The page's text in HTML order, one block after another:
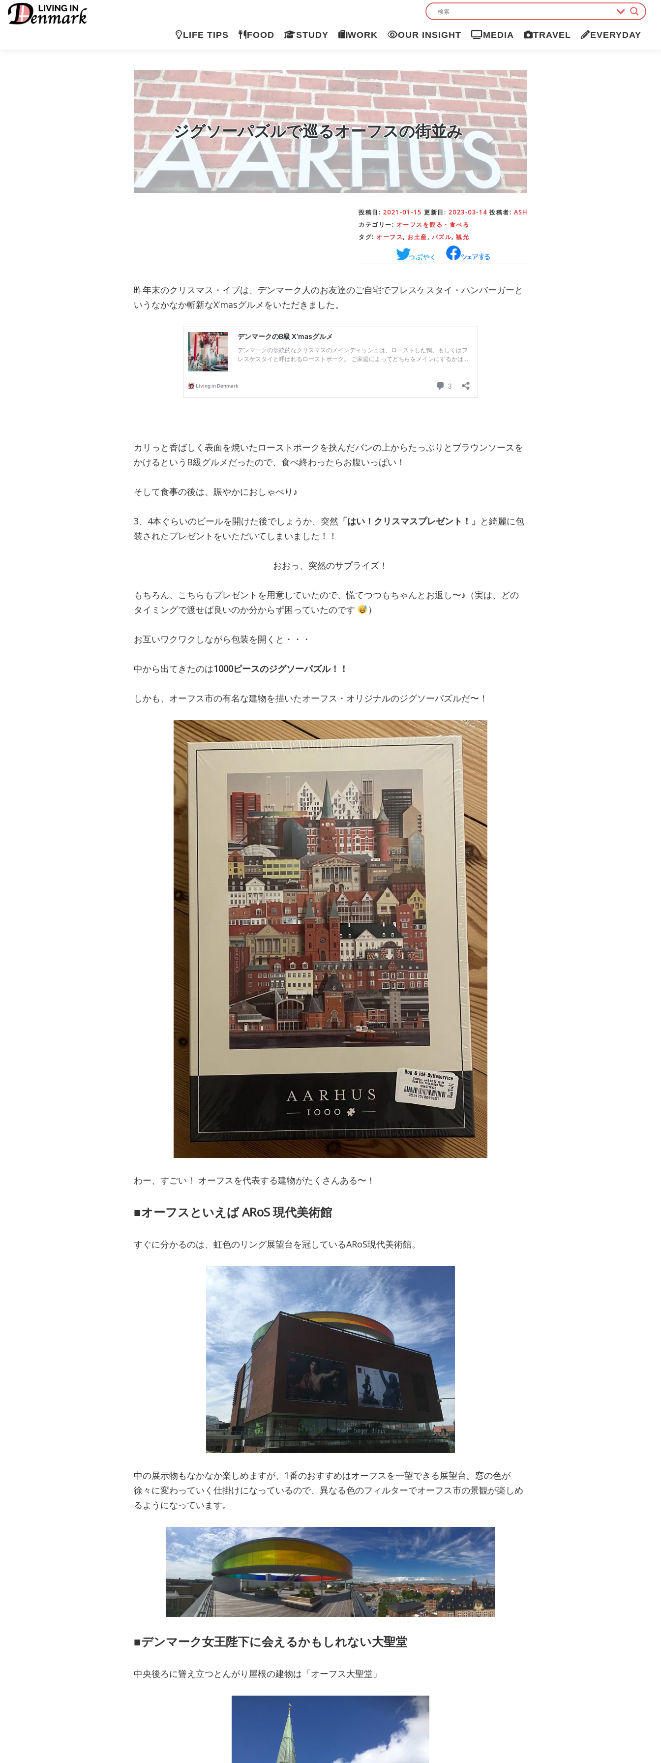
ツ
LIFE TIPS FOOD STUDY WORK OUR INSIGHT MEDIA TRAVEL EVERYDAY
ジグソーパズルで巡るオーフスの街並み
投稿日: 2021-01-15 更新日: 2023-03-14 投稿者: ASH
カテゴリー: オーフスを観る・食べる
タグ: オーフス, お土産, パズル, 観光
昨年末のクリスマス・イブは、デンマーク人のお友達のご自宅でフレスケスタイ・ハンバーガーと
いうなかなか斬新なX’masグルメをいただきました。
カリっと香ばしく表面を焼いたローストポークを挟んだバンの上からたっぷりとブラウンソースを
かけるというB級グルメだったので、食べ終わったらお腹いっぱい！
そして食事の後は、賑やかにおしゃべり♪
3、4本ぐらいのビールを開けた後でしょうか、突然 「はい！クリスマスプレゼント！」 と綺麗に包
装されたプレゼントをいただいてしまいました！！
おおっ、突然のサプライズ！
もちろん、こちらもプレゼントを用意していたので、慌てつつもちゃんとお返し〜♪（実は、どの
タイミングで渡せば良いのか分からず困っていたのです
）
お互いワクワクしながら包装を開くと・・・
中から出てきたのは1000ピースのジグソーパズル！！
しかも、オーフス市の有名な建物を描いたオーフス・オリジナルのジグソーパズルだ〜！
わー、すごい！ オーフスを代表する建物がたくさんある〜！
■オーフスといえば ARoS 現代美術館
すぐに分かるのは、虹色のリング展望台を冠しているARoS現代美術館。
中の展示物もなかなか楽しめますが、1番のおすすめはオーフスを一望できる展望台。窓の色が
徐々に変わっていく仕掛けになっているので、異なる色のフィルターでオーフス市の景観が楽しめ
るようになっています。
■デンマーク女王陛下に会えるかもしれない大聖堂
中央後ろに聳え立つとんがり屋根の建物は「オーフス大聖堂」